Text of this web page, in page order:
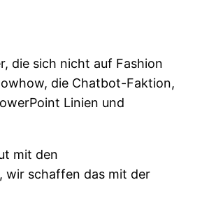
die sich nicht auf Fashion
die Chatbot-Faktion,
Linien und
mit den
wir schaffen das mit der